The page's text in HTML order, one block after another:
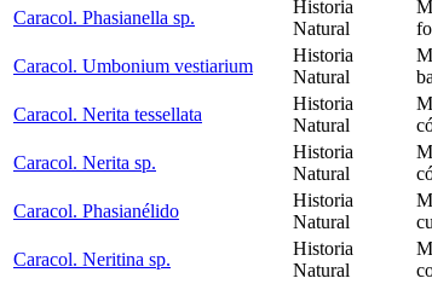
Caracol. Phasianella sp.
Historia
Natural
Caracol. Umbonium vestiarium
Historia
Natural
Caracol. Nerita tessellata
Historia
Natural
Caracol. Nerita sp.
Historia
Natural
Caracol. Phasianélido
Historia
Natural
Caracol. Neritina sp.
Historia
Natural